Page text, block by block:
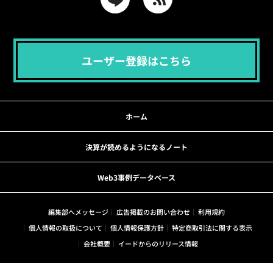
ユーザー登録はこちら
ホーム
決算が読めるようになるノート
Web3事例データベース
編集部へメッセージ 広告掲載のお問い合わせ
利用規約
個人情報の取扱について
個人情報保護方針
特定商取引法に関する表示
会社概要
イードからのリリース情報